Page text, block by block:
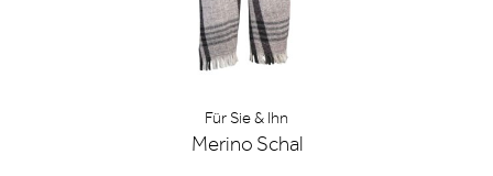
Für Sie & Ihn
Merino Schal